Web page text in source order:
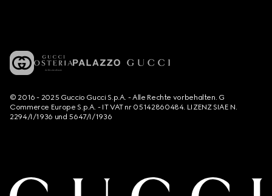
© 2016 - 2025 Guccio Gucci S.p.A. - Alle Rechte vorbehalten. G
Commerce Europe S.p.A. - IT VAT nr 05142860484. LIZENZ SIAE N.
2294/I/1936 und 5647/I/1936